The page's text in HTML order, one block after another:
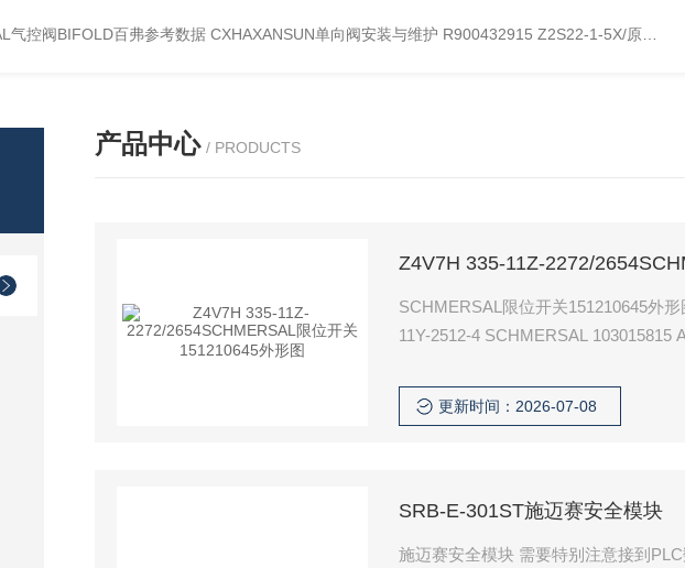
气控阀BIFOLD百弗参考数据 CXHAXANSUN单向阀安装与维护 R900432915 Z2S22-1-5X/原装产品REXROTH叠加式单向阀
产品中心 / PRODUCTS
Z4V7H 335-11Z-2272/
SCHMERSAL限位开关151210645外形图 T4VH 336-11Z-M20-1058 101190552NWSE5K.1 T2A
更新时间：2026-07-08
SRB-E-301ST施迈赛安全模块
施迈赛安全模块 需要特别注意接到